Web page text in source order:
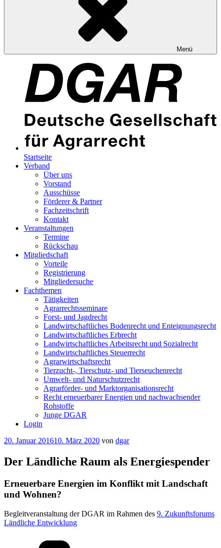
Menü
Startseite
Verband
Über uns
Vorstand
Ausschüsse
Förderer & Partner
Fachzeitschrift
Kontakt
Veranstaltungen
Termine
Rückschau
Mitgliedschaft
Vorteile
Registrierung
Mitgliedersuche
Fachthemen
Tätigkeiten
Agrarrechtsseminare
Forst- und Jagdrecht
Landwirtschaftliches Bodenrecht und Enteignungsrecht
Landwirtschaftliches Erbrecht
Landwirtschaftliches Arbeitsrecht und Sozialrecht
Landwirtschaftliches Steuerrecht
Agrarwirtschaftsrecht
Tierzucht-, Tierschutz- und Tierseuchenrecht
Umwelt- und Naturschutzrecht
Agrarförder- und Marktorganisationsrecht
Recht erneuerbarer Energien und nachwachsender
Rohstoffe
Junge DGAR
Login
Veröffentlicht
20. Januar 201610. März 2020 von dgar
Der Ländliche Raum als Energiespender
Erneuerbare Energien im Konflikt mit Landschaft
und Wohnen?
Begleitveranstaltung der DGAR im Rahmen des 9. Zukunftsforums
Ländliche Entwicklung